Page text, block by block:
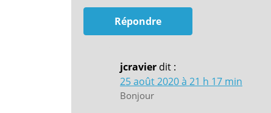
Répondre
jcravier dit :
25 août 2020 à 21 h 17 min
Bonjour